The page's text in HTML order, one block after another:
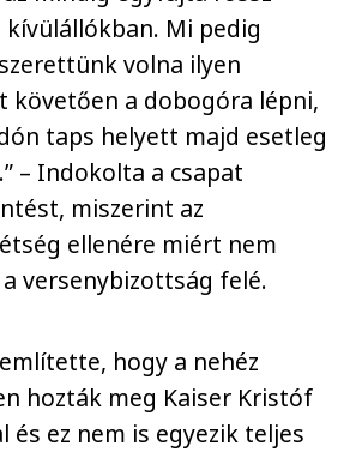
kívülállókban. Mi pedig
volna ilyen
követően a dobogóra lépni,
taps helyett majd esetleg
– Indokolta a csapat
miszerint az
ellenére miért nem
versenybizottság felé.
hogy a nehéz
hozták meg Kaiser Kristóf
és ez nem is egyezik teljes